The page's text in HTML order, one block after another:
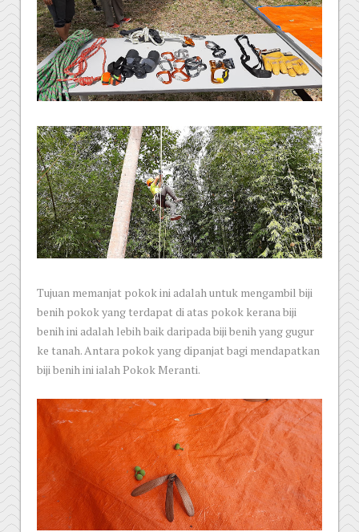
Tujuan memanjat pokok ini adalah untuk mengambil biji
benih pokok yang terdapat di atas pokok kerana biji
benih ini adalah lebih baik daripada biji benih yang gugur
ke tanah. Antara pokok yang dipanjat bagi mendapatkan
biji benih ini ialah Pokok Meranti.